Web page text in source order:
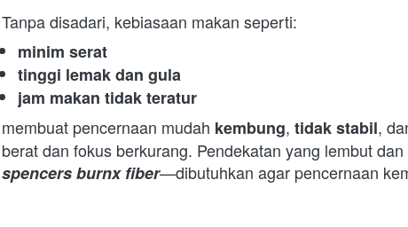
Tanpa disadari, kebiasaan makan seperti:
minim serat
tinggi lemak dan gula
jam makan tidak teratur
membuat pencernaan mudah kembung, tidak stabil,
spencers burnx fiber—dibutuhkan agar pencernaan